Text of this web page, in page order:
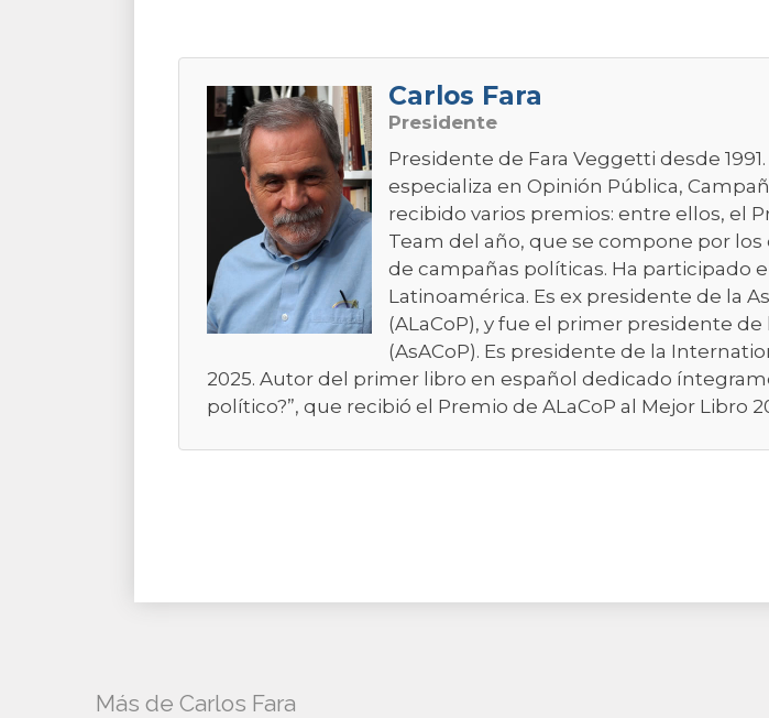
Carlos Fara
Presidente
Presidente de Fara Veggetti desde
especializa en Opinión Pública,
recibido varios premios: entre ellos, el
Team del año, que se compone por
de campañas políticas. Ha participado
Latinoamérica. Es ex presidente de la
(ALaCoP), y fue el primer presidente
(AsACoP). Es presidente de la
2025. Autor del primer libro en español dedicado
político?”, que recibió el Premio de ALaCoP al Mejor Libro
Más de Carlos Fara